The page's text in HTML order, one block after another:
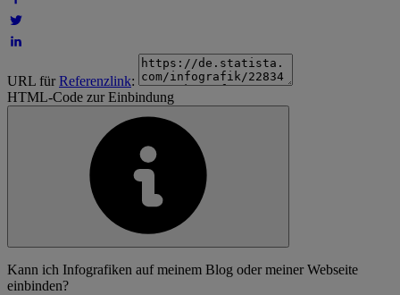
URL fürReferenzlink:
HTML-Code zur Einbindung
Kann ich Infografiken auf meinem Blog oder meiner Webseite
einbinden?